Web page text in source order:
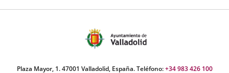
Plaza Mayor, 1. 47001 Valladolid, España. Teléfono:+34 983 426 100